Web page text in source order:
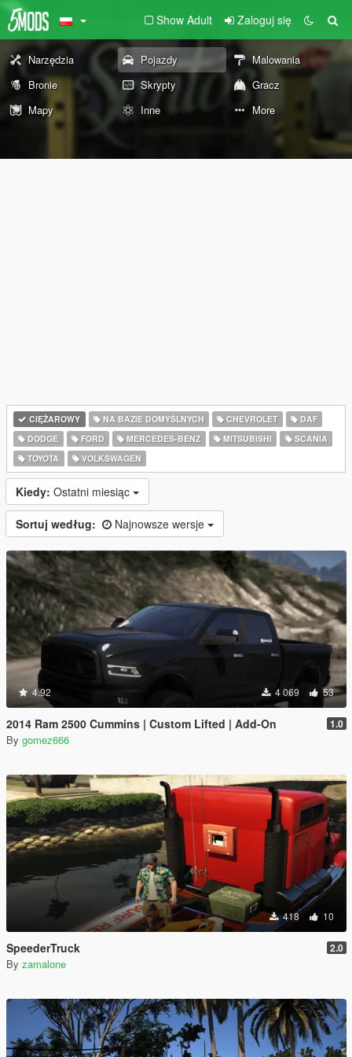
Show Adult Zaloguj się
Narzędzia Pojazdy
Malowania
Bronie
Skrypty
Gracz
Mapy
Inne More
CIĘŻAROWY NA BAZIE DOMYŚLNYCH CHEVROLET
DAF
DODGE
FORD MERCEDES-BENZ MITSUBISHI
SCANIA
TOYOTA
VOLKSWAGEN
Kiedy: Ostatni miesiąc
Sortuj według: Najnowsze wersje
4.92 4 069 53
2014 Ram 2500 Cummins | Custom Lifted | Add-On 1.0
By gomez666
418 10
SpeederTruck 2.0
By zamalone